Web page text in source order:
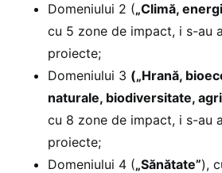
Domeniului 2 („Climă,
cu 5 zone de impact, i s-au
proiecte;
Domeniului 3 („Hrană,
naturale, biodiversitate,
cu 8 zone de impact, i s-au
proiecte;
Domeniului 4 („Sănătate”),